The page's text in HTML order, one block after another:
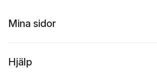
Mina sidor
Hjälp